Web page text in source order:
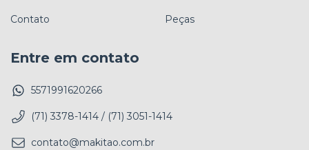
Contato Peças
Entre em contato
5571991620266
(71) 3378-1414 / (71) 3051-1414
contato@makitao.com.br